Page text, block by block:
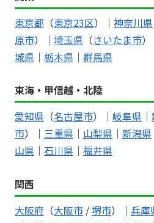
東京都 （東京23区）｜ 神奈川県
原市）｜ 埼玉県 （さいたま市）
城県 ｜ 栃木県 ｜ 群馬県
東海・甲信越・北陸
愛知県 （名古屋市）｜ 岐阜県 ｜
市）｜ 三重県 ｜ 山梨県 ｜ 新潟県
山県 ｜ 石川県 ｜ 福井県
関西
大阪府 （大阪市 / 堺市）｜ 兵庫